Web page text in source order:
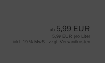
ab 5,99 EUR
5,99 EUR pro Liter
inkl. 19 % MwSt. zzgl. Versandkosten